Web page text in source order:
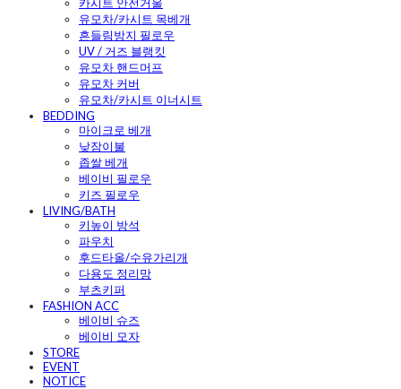
유모차/카시트 목베개
흔들림방지 필로우
UV / 거즈 블랭킷
유모차 핸드머프
유모차 커버
유모차/카시트 이너시트
BEDDING
마이크로 베개
낮잠이불
좁쌀 베개
베이비 필로우
키즈 필로우
LIVING/BATH
키높이 방석
파우치
후드타올/수유가리개
다용도 정리망
부츠키퍼
FASHION ACC
베이비 슈즈
베이비 모자
STORE
EVENT
NOTICE